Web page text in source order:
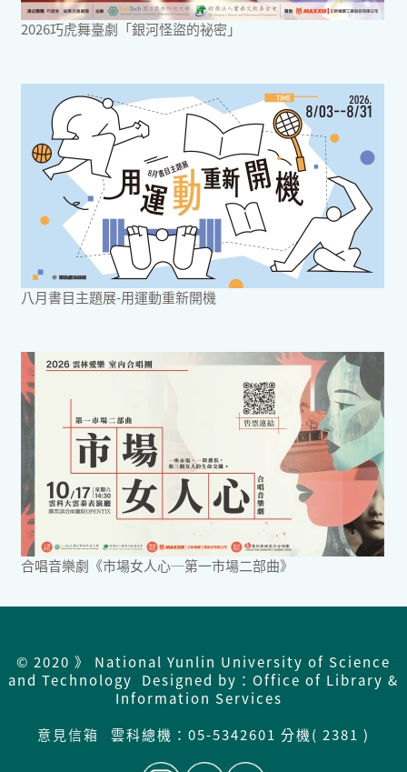
2026巧虎舞臺劇「銀河怪盜的祕密」
八月書目主題展-用運動重新開機
合唱音樂劇《市場女人心─第一市場二部曲》
© 2020 》 National Yunlin University of Science
and Technology Designed by：Office of Library &
Information Services
意見信箱
雲科總機： 05-5342601 分機( 2381 )